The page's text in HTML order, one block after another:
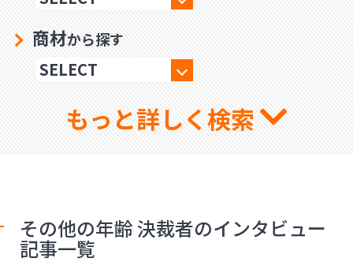
商材から探す
もっと詳しく検索
その他の年齢 決裁者のインタビュー
記事一覧